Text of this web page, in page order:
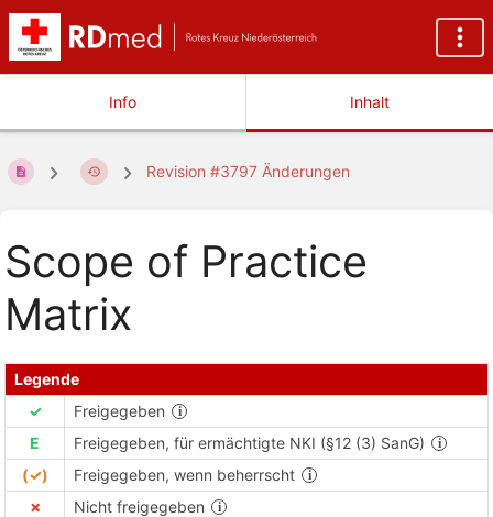
Info Inhalt
Revision #3797 Änderungen
Scope of Practice
Matrix
Legende
✓
Freigegeben
E
Freigegeben, für ermächtigte NKI (§12 (3) SanG)
(✓)
Freigegeben, wenn beherrscht
✗
Nicht freigegeben